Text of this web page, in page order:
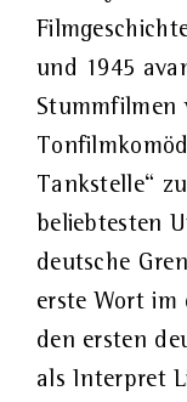
und 1945
Stummfilmen
Tankstelle“
beliebtesten
deutsche
erste Wort im
den ersten
als Interpret